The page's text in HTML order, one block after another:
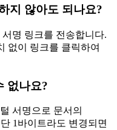
지 않아도 되나요?
명 링크를 전송합니다.
없이 링크를 클릭하여
없나요?
서명으로 문서의
1바이트라도 변경되면